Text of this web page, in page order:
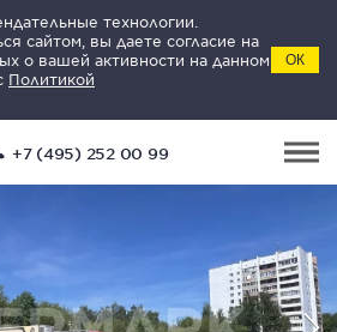
технологии.
сайтом, вы даете согласие на
о вашей активности на данном
Политикой
ОК
+7 (495) 252 00 99